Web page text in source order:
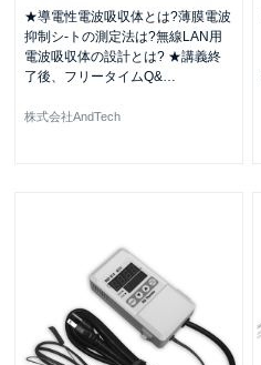
★導電性電波吸収体とは?薄膜電波
抑制シ-トの測定法は?無線LAN用
電波吸収体の設計とは? ★講義終
了後、フリータイムQ&
株式会社AndTech